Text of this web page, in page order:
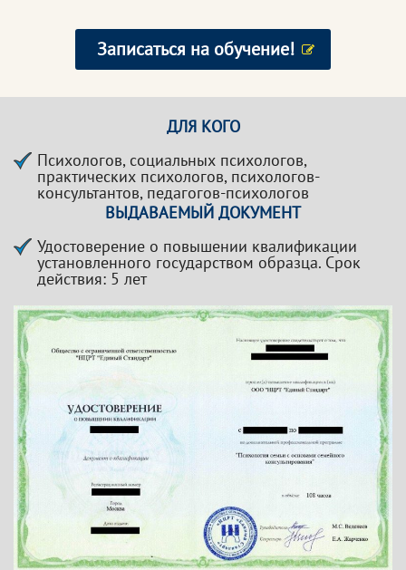
Записаться на обучение!
ДЛЯ КОГО
Психологов, социальных психологов,
практических психологов, психологов-
консультантов, педагогов-психологов
ВЫДАВАЕМЫЙ ДОКУМЕНТ
Удостоверение о повышении квалификации
установленного государством образца. Срок
действия: 5 лет